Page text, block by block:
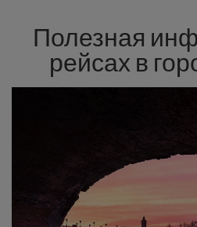
Полезная
рейсах в